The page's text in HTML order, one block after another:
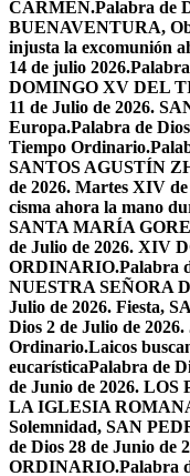
CARMEN.Palabra de
BUENAVENTURA,
injusta la excomunión
14 de julio 2026.
DOMINGO XV DEL
11 de Julio de 2026.
Europa.Palabra de
Tiempo Ordinario.
SANTOS AGUSTÍN
de 2026. Martes XIV
cisma ahora la mano
SANTA MARÍA
de Julio de 2026. XIV
ORDINARIO.Palabra
NUESTRA SEÑORA
Julio de 2026. Fiesta,
Dios 2 de Julio de
Ordinario.Laicos
eucarísticaPalabra de
de Junio de 2026.
LA IGLESIA
Solemnidad, SAN
de Dios 28 de Junio
ORDINARIO.Palabra